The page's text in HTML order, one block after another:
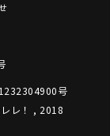
号
レ！ , 2018